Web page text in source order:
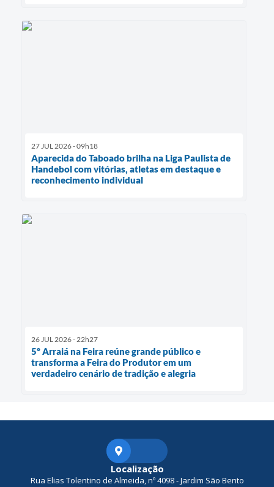
27 JUL 2026 - 09h18
Aparecida do Taboado brilha na Liga Paulista de
Handebol com vitórias, atletas em destaque e
reconhecimento individual
26 JUL 2026 - 22h27
5º Arraiá na Feira reúne grande público e
transforma a Feira do Produtor em um
verdadeiro cenário de tradição e alegria
Localização
Rua Elias Tolentino de Almeida, nº 4098 - Jardim São Bento